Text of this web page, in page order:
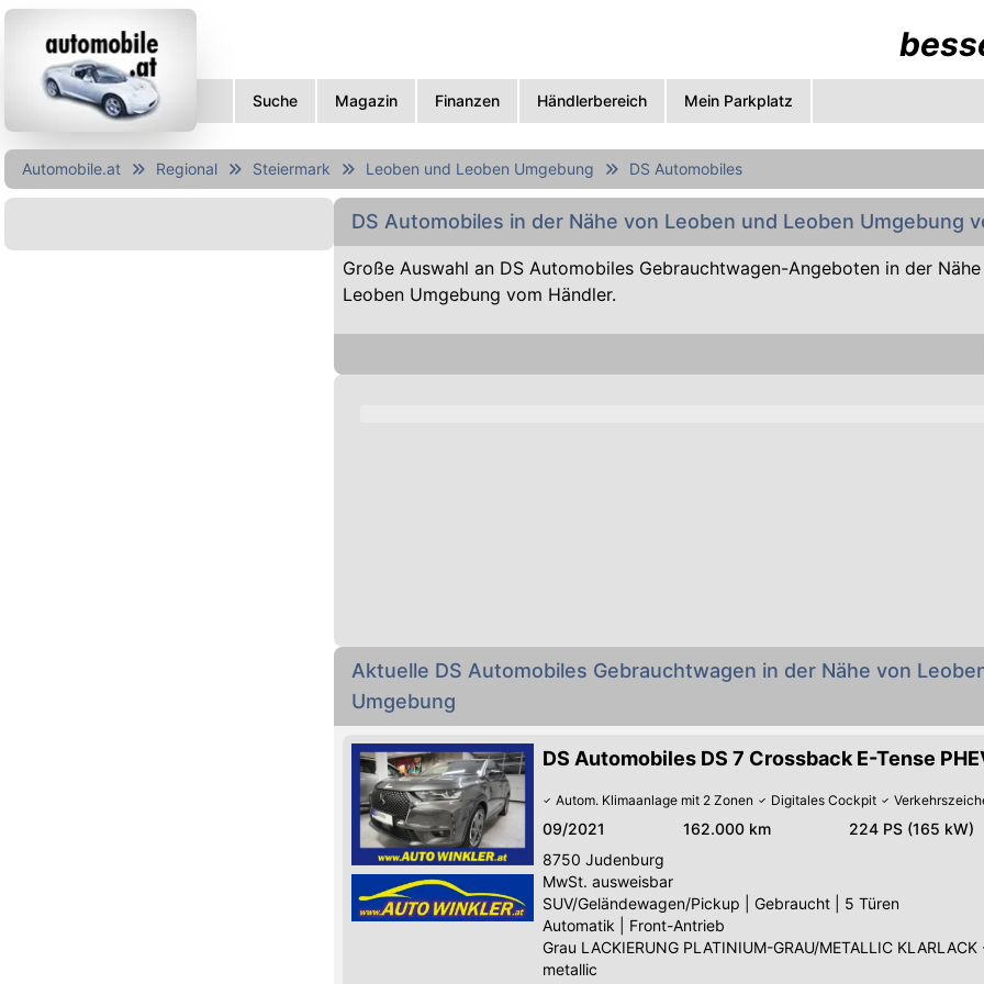
Suche Magazin Finanzen Händlerbereich Mein Parkplatz
Automobile.at Regional Steiermark Leoben und Leoben Umgebung DS Automobiles
DS Automobiles in der Nähe von Leoben und Leoben Umgebung
Große Auswahl an DS Automobiles Gebrauchtwagen-Angeboten in der
Leoben Umgebung vom Händler.
Aktuelle DS Automobiles Gebrauchtwagen in der Nähe von
Umgebung
DS Automobiles DS 7 Crossback E-Tense
Autom. Klimaanlage mit 2 Zonen Digitales Cockpit
09/2021 162.000 km 224 PS (165 kW)
8750 Judenburg
MwSt. ausweisbar
SUV/Geländewagen/Pickup
Gebraucht
5 Türen
Automatik
Front-Antrieb
Grau LACKIERUNG PLATINIUM-GRAU/METALLIC KLARLACK
metallic